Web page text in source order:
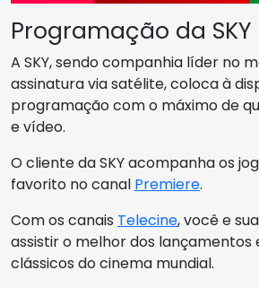
Programação da SKY
A SKY, sendo companhia líder no
assinatura via satélite, coloca à
programação com o máximo de
e vídeo.
O cliente da SKY acompanha os
favorito no canal Premiere.
Com os canais Telecine, você e
assistir o melhor dos lançamentos
clássicos do cinema mundial.